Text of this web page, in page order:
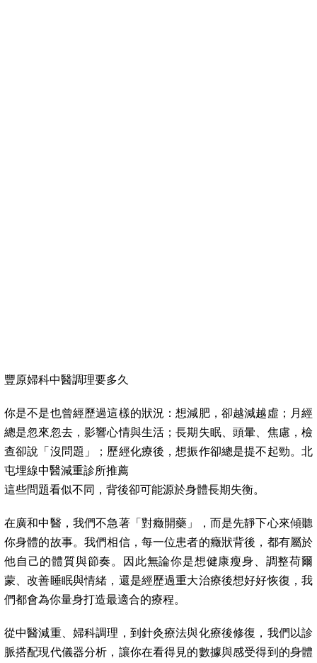
豐原婦科中醫調理要多久
你是不是也曾經歷過這樣的狀況：想減肥，卻越減越虛；月經
總是忽來忽去，影響心情與生活；長期失眠、頭暈、焦慮，檢
查卻說「沒問題」；歷經化療後，想振作卻總是提不起勁。北
屯埋線中醫減重診所推薦
這些問題看似不同，背後卻可能源於身體長期失衡。
在廣和中醫，我們不急著「對癥開藥」，而是先靜下心來傾聽
你身體的故事。我們相信，每一位患者的癥狀背後，都有屬於
他自己的體質與節奏。因此無論你是想健康瘦身、調整荷爾
蒙、改善睡眠與情緒，還是經歷過重大治療後想好好恢復，我
們都會為你量身打造最適合的療程。
從中醫減重、婦科調理，到針灸療法與化療後修復，我們以診
脈搭配現代儀器分析，讓你在看得見的數據與感受得到的身體